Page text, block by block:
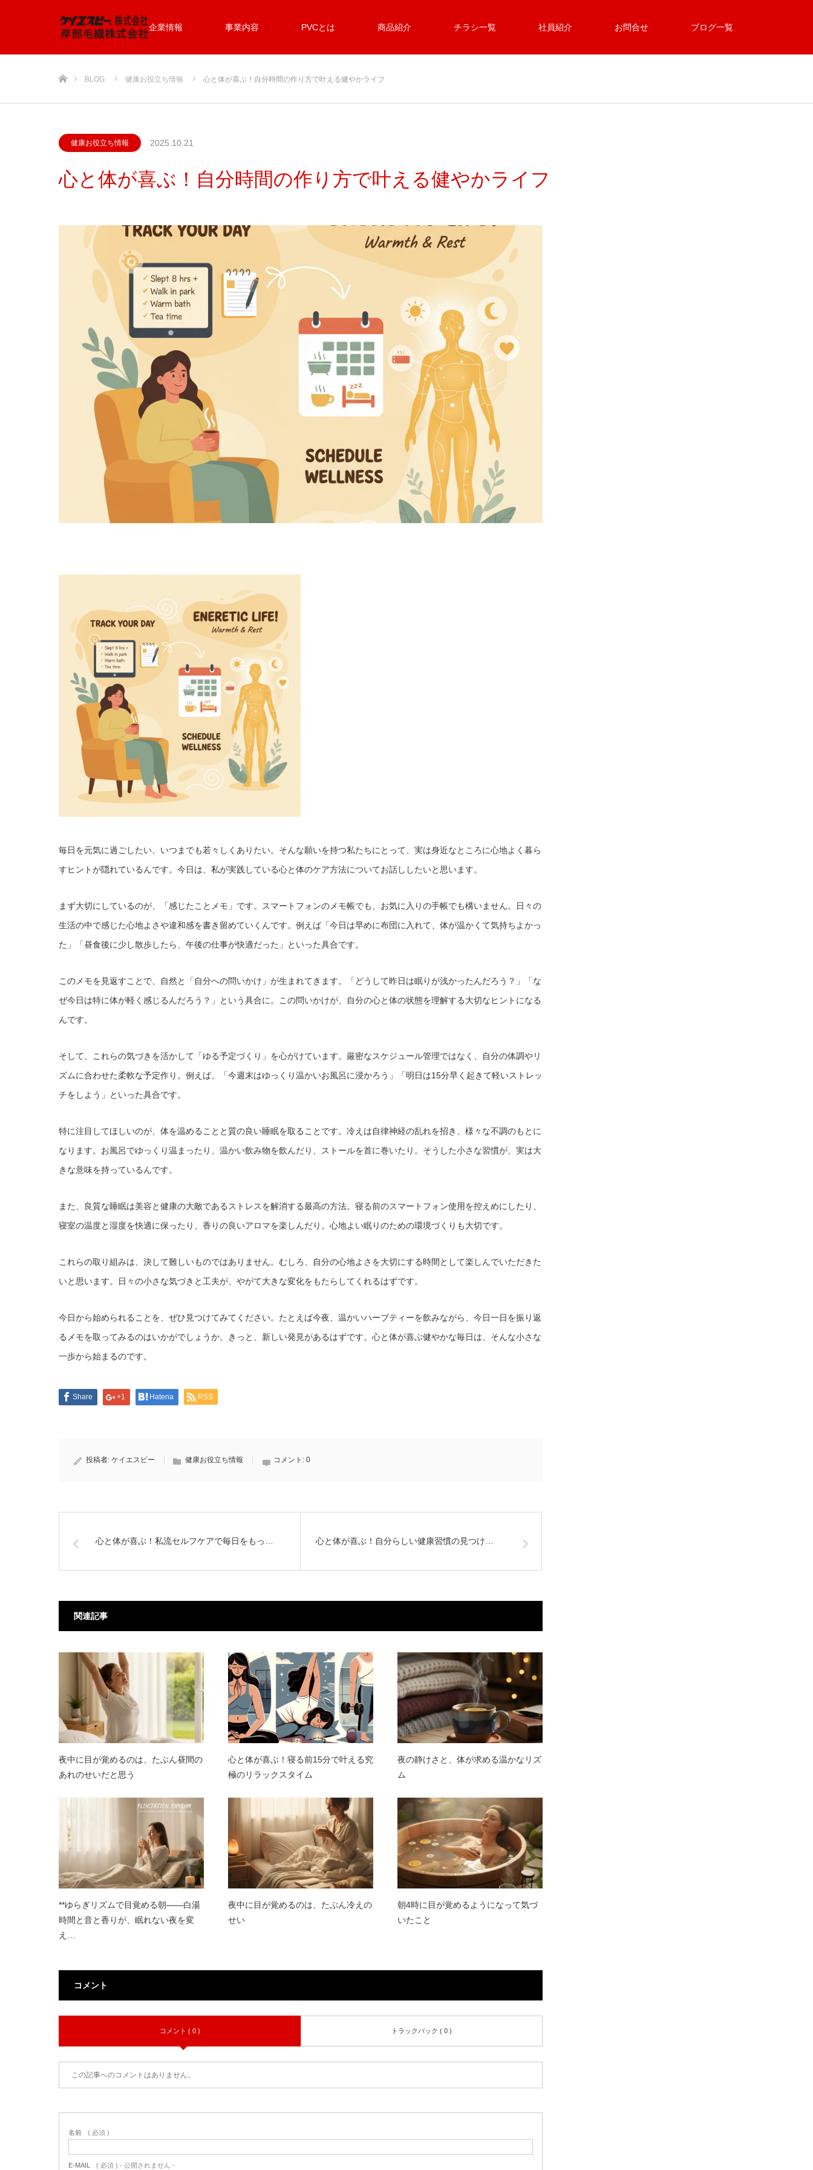
企業情報 事業内容 PVCとは 商品紹介 チラシ一覧 社員紹介 お問合せ ブログ一覧
BLOG 健康お役立ち情報 心と体が喜ぶ！自分時間の作り方で叶える健やかライフ
健康お役立ち情報 2025.10.21
心と体が喜ぶ！自分時間の作り方で叶える健やかライフ
毎日を元気に過ごしたい、いつまでも若々しくありたい。そんな願いを持つ私たちにとって、実は身近なところに心地よく暮ら
すヒントが隠れているんです。今日は、私が実践している心と体のケア方法についてお話ししたいと思います。
まず大切にしているのが、「感じたことメモ」です。スマートフォンのメモ帳でも、お気に入りの手帳でも構いません。日々の
生活の中で感じた心地よさや違和感を書き留めていくんです。例えば「今日は早めに布団に入れて、体が温かくて気持ちよかっ
た」「昼食後に少し散歩したら、午後の仕事が快適だった」といった具合です。
このメモを見返すことで、自然と「自分への問いかけ」が生まれてきます。「どうして昨日は眠りが浅かったんだろう？」「な
ぜ今日は特に体が軽く感じるんだろう？」という具合に。この問いかけが、自分の心と体の状態を理解する大切なヒントになる
んです。
そして、これらの気づきを活かして「ゆる予定づくり」を心がけています。厳密なスケジュール管理ではなく、自分の体調やリ
ズムに合わせた柔軟な予定作り。例えば、「今週末はゆっくり温かいお風呂に浸かろう」「明日は15分早く起きて軽いストレッ
チをしよう」といった具合です。
特に注目してほしいのが、体を温めることと質の良い睡眠を取ることです。冷えは自律神経の乱れを招き、様々な不調のもとに
なります。お風呂でゆっくり温まったり、温かい飲み物を飲んだり、ストールを首に巻いたり。そうした小さな習慣が、実は大
きな意味を持っているんです。
また、良質な睡眠は美容と健康の大敵であるストレスを解消する最高の方法。寝る前のスマートフォン使用を控えめにしたり、
寝室の温度と湿度を快適に保ったり、香りの良いアロマを楽しんだり。心地よい眠りのための環境づくりも大切です。
これらの取り組みは、決して難しいものではありません。むしろ、自分の心地よさを大切にする時間として楽しんでいただきた
いと思います。日々の小さな気づきと工夫が、やがて大きな変化をもたらしてくれるはずです。
今日から始められることを、ぜひ見つけてみてください。たとえば今夜、温かいハーブティーを飲みながら、今日一日を振り返
るメモを取ってみるのはいかがでしょうか。きっと、新しい発見があるはずです。心と体が喜ぶ健やかな毎日は、そんな小さな
一歩から始まるのです。
Share +1 Hatena RSS
投稿者: ケイエスビー 健康お役立ち情報 コメント: 0
心と体が喜ぶ！私流セルフケアで毎日をもっ… 心と体が喜ぶ！自分らしい健康習慣の見つけ…
関連記事
夜中に目が覚めるのは、たぶん昼間の
あれのせいだと思う
心と体が喜ぶ！寝る前15分で叶える究
極のリラックスタイム
夜の静けさと、体が求める温かなリズ
ム
**ゆらぎリズムで目覚める朝――白湯
時間と音と香りが、眠れない夜を変
え…
夜中に目が覚めるのは、たぶん冷えの
せい
朝4時に目が覚めるようになって気づ
いたこと
コメント
コメント ( 0 ) トラックバック ( 0 )
この記事へのコメントはありません。
名前 ( 必須 )
E-MAIL ( 必須 ) - 公開されません -